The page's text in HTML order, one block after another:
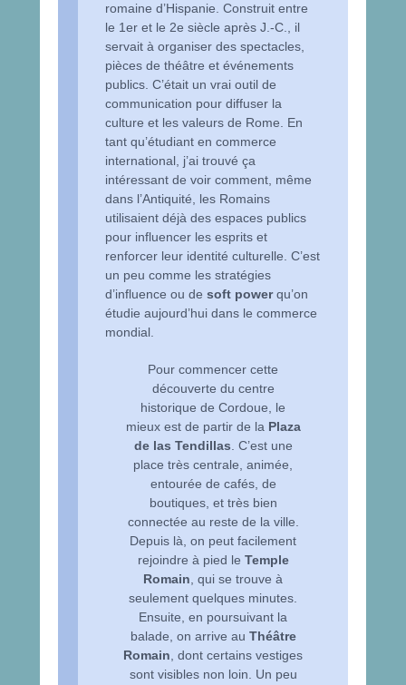
romaine d’Hispanie. Construit entre
le 1er et le 2e siècle après J.-C., il
servait à organiser des spectacles,
pièces de théâtre et événements
publics. C’était un vrai outil de
communication pour diffuser la
culture et les valeurs de Rome. En
tant qu’étudiant en commerce
international, j’ai trouvé ça
intéressant de voir comment, même
dans l’Antiquité, les Romains
utilisaient déjà des espaces publics
pour influencer les esprits et
renforcer leur identité culturelle. C’est
un peu comme les stratégies
d’influence ou de soft powerqu’on
étudie aujourd’hui dans le commerce
mondial.
Pour commencer cette
découverte du centre
historique de Cordoue, le
mieux est de partir de la Plaza
de las Tendillas . C’est une
place très centrale, animée,
entourée de cafés, de
boutiques, et très bien
connectée au reste de la ville.
Depuis là, on peut facilement
rejoindre à pied le Temple
Romain , qui se trouve à
seulement quelques minutes.
Ensuite, en poursuivant la
balade, on arrive au Théâtre
Romain , dont certains vestiges
sont visibles non loin. Un peu